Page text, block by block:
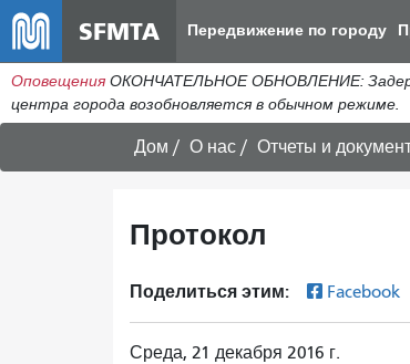
SFMTA Передвижение по городу
Оповещения ОКОНЧАТЕЛЬНОЕ ОБНОВЛЕНИЕ:
центра города возобновляется в обычном режиме.
Дом О нас Отчеты и
Протокол
Поделиться этим: Facebook
Среда, 21 декабря 2016 г.